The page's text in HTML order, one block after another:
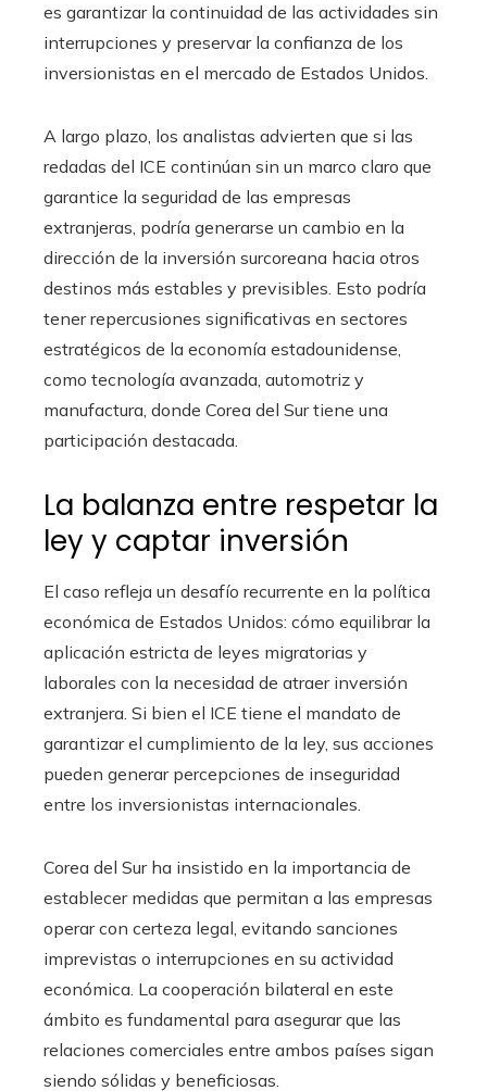
es garantizar la continuidad de las actividades sin
interrupciones y preservar la confianza de los
inversionistas en el mercado de Estados Unidos.
A largo plazo, los analistas advierten que si las
redadas del ICE continúan sin un marco claro que
garantice la seguridad de las empresas
extranjeras, podría generarse un cambio en la
dirección de la inversión surcoreana hacia otros
destinos más estables y previsibles. Esto podría
tener repercusiones significativas en sectores
estratégicos de la economía estadounidense,
como tecnología avanzada, automotriz y
manufactura, donde Corea del Sur tiene una
participación destacada.
La balanza entre respetar la
ley y captar inversión
El caso refleja un desafío recurrente en la política
económica de Estados Unidos: cómo equilibrar la
aplicación estricta de leyes migratorias y
laborales con la necesidad de atraer inversión
extranjera. Si bien el ICE tiene el mandato de
garantizar el cumplimiento de la ley, sus acciones
pueden generar percepciones de inseguridad
entre los inversionistas internacionales.
Corea del Sur ha insistido en la importancia de
establecer medidas que permitan a las empresas
operar con certeza legal, evitando sanciones
imprevistas o interrupciones en su actividad
económica. La cooperación bilateral en este
ámbito es fundamental para asegurar que las
relaciones comerciales entre ambos países sigan
siendo sólidas y beneficiosas.